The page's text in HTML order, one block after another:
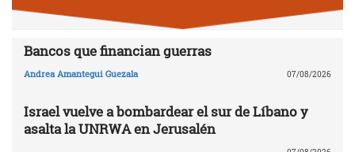
Bancos que financian guerras
Andrea Amantegui Guezala 07/08/2026
Israel vuelve a bombardear el sur de Líbano y
asalta la UNRWA en Jerusalén